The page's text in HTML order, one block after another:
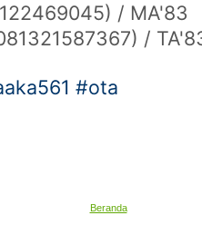
/ MA'83
/
#ota
Beranda